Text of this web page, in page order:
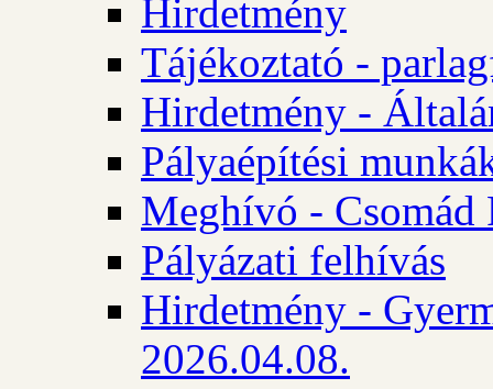
Hirdetmény
Tájékoztató -
Hirdetmény -
Pályaépítési
Meghívó - Csomád
Pályázati felhívás
Hirdetmény -
2026.04.08.